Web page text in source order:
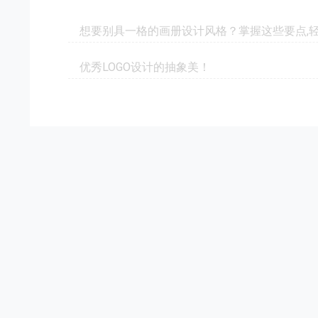
想要别具一格的画册设计风格？掌握这些要点,
优秀LOGO设计的抽象美！